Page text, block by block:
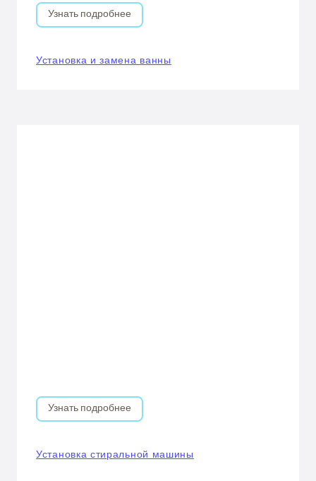
Узнать подробнее
Установка и замена ванны
Узнать подробнее
Установка стиральной машины